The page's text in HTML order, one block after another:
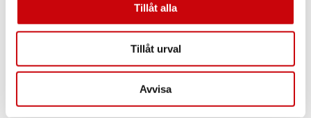
Tillåt alla
Tillåt urval
Avvisa
+46 (0)960 - 203 25